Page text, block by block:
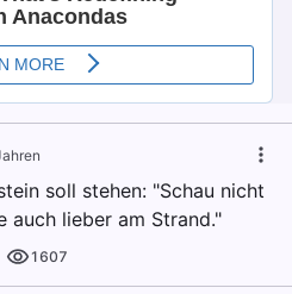
soll stehen: "Schau nicht
auch lieber am Strand."
1607